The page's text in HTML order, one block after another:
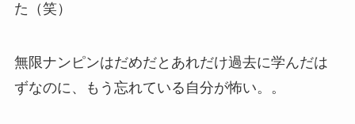
た（笑）
無限ナンピンはだめだとあれだけ過去に学んだは
ずなのに、もう忘れている自分が怖い。。